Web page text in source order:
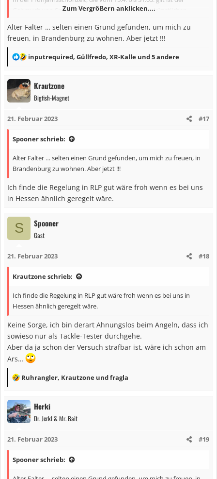
Gebrauch von Spinnern, Blinkern oder sonstigen künstlichen
verboten.
Über die Frühjahrsschonzeit wäre der Fang von Hechten mit z.B.
Blinker generell ab 15.4. bis 31.5. verboten, es addiert sich die
Barsche genießen in RLP keine Artenschonzeit sind jedoch mit
Kunstködern vom 15.4. bis 31.5. infolge der Frühjahrsschonzeit
Für Zander gilt eine Artenschonzeit im Rhein vom 15.3. bis 15.05 in
31.05 darf man den Zander im Rhein mit Kunstködern ebenfalls
15.3.bis 31.5., der Hecht vom 1.2. bis 31.5. und der Barsch vom
15.4.bis 31.5. Schonzeit.
Zum Vergrößern anklicken....
Alter Falter … selten einen Grund gefunden, um mich zu
freuen, in Brandenburg zu wohnen. Aber jetzt !!!
R
a
k
t
o
e
:
inputrequired, Güllfredo, XR-Kalle und 5 andere
Krautzone
Bigfish-Magnet
21. Februar 2023 #17
Spooner schrieb:
Alter Falter … selten einen Grund gefunden, um mich zu freuen, in
Brandenburg zu wohnen. Aber jetzt !!!
Ich finde die Regelung in RLP gut wäre froh wenn es bei uns
in Hessen ähnlich geregelt wäre.
S Spooner
Gast
21. Februar 2023 #18
Krautzone schrieb:
Ich finde die Regelung in RLP gut wäre froh wenn es bei uns in
Hessen ähnlich geregelt wäre.
Keine Sorge, ich bin derart Ahnungslos beim Angeln, dass ich
sowieso nur als Tackle-Tester durchgehe.
Aber da ja schon der Versuch strafbar ist, wäre ich schon am
Ars…
R
a
k
t
o
e
Ruhrangler, Krautzone undfragla
Herki
Dr. Jerkl & Mr. Bait
21. Februar 2023 #19
Spooner schrieb: